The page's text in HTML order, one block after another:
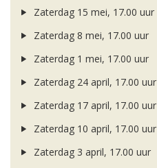
Zaterdag 15 mei, 17.00 uur
Zaterdag 8 mei, 17.00 uur
Zaterdag 1 mei, 17.00 uur
Zaterdag 24 april, 17.00 uur
Zaterdag 17 april, 17.00 uur
Zaterdag 10 april, 17.00 uur
Zaterdag 3 april, 17.00 uur